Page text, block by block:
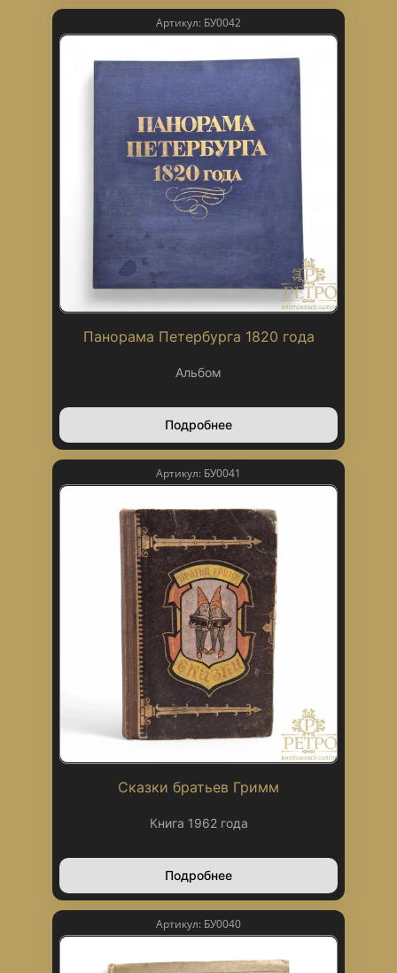
Артикул: БУ0042
Панорама Петербурга 1820 года
Альбом
Подробнее
Артикул: БУ0041
Сказки братьев Гримм
Книга 1962 года
Подробнее
Артикул: БУ0040